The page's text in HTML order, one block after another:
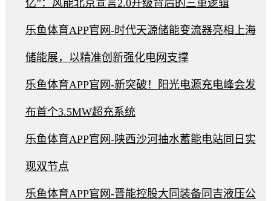
亿”：风能北京宣言2.0升级背后的三重逻辑
乐鱼体育APP官网-时代天源储能变流器亮相上海
储能展，以精准创新强化电网支撑
乐鱼体育APP官网-新突破！阳光电源充电峰会发
布首个3.5MW超充系统
乐鱼体育APP官网-陕西沙河抽水蓄能电站同日实
现双节点
乐鱼体育APP官网-晋能控股大同装备同吉液压公